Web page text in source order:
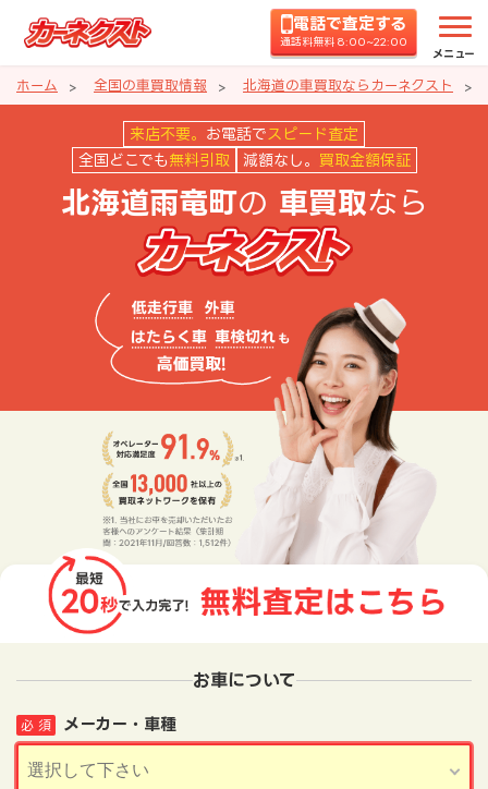
電話で査定する
通話料無料 8:00~22:00
メニュー
ホーム 全国の車買取情報 北海道の車買取ならカーネクスト
北海道雨竜町の車買取ならカー
来店不要。 お電話で スピード査定
全国どこでも 無料引取 減額なし。 買取金額保証
北海道雨竜町の 車買取なら
お車について
メーカー・車種
必 須